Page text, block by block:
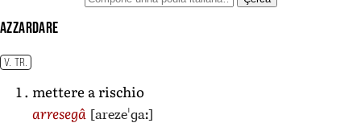
azzardare
V. TR.
mettere a rischio
arresegâ [arezeˈɡaː]